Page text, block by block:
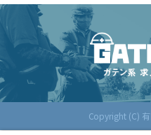
Copyright (C)